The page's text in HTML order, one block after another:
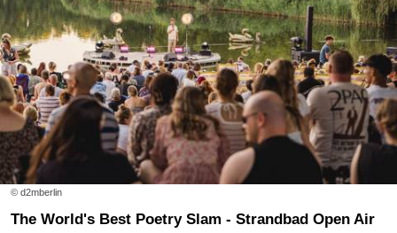
© d2mberlin
The World's Best Poetry Slam - Strandbad Open Air